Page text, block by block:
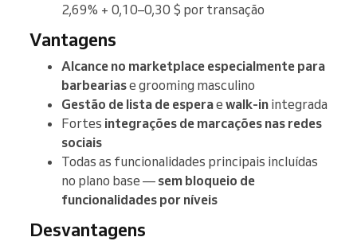
2,69% + 0,10–0,30 $ por transação
Vantagens
Alcance no marketplace especialmente para
barbeariase grooming masculino
Gestão de lista de esperae walk-in integrada
Fortes integrações de marcações nas redes
sociais
Todas as funcionalidades principais incluídas
no plano base — sem bloqueio de
funcionalidades por níveis
Desvantagens